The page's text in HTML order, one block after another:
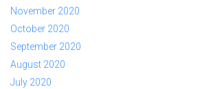
November 2020
October 2020
September 2020
August 2020
July 2020